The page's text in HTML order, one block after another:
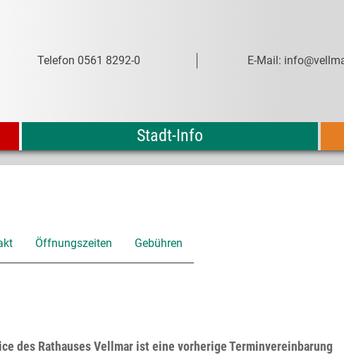
Telefon 0561 8292-0 E-Mail:
Stadt-Info
Öffnungszeiten Gebühren
des Rathauses Vellmar ist eine vorherige Terminvereinbarung